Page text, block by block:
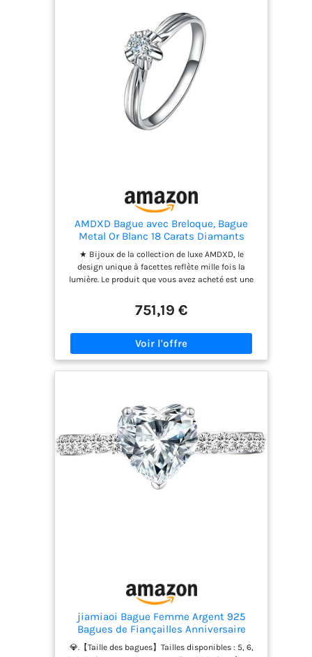
diamant. Bagues classiques en diamant simulé,
bijoux raffinés, cadeaux pour femmes. Sans
nickel, sans plomb. 💎. 【Superbe cadeau】 Ces
bagues sont de belle facture et peuvent servir de
bagues de promesse, de fiançailles ou d'alliances.
Livrées dans un magnifique coffret,🎁 elles
constituent un superbe cadeau pour vous-même,
votre partenaire, votre femme ou vos amis. 💎.
【Service sans tracas】 Toutes les boucles
d'oreilles sont couvertes par une garantie de 180
AMDXD Bague avec Breloque, Bague
Metal Or Blanc 18 Carats Diamants
Créés en Laboratoire Rond Brillant
0.13ct Bague de Fiançailles Femme Vvs
Taille 51.5
★ Bijoux de la collection de luxe AMDXD, le
design unique à facettes reflète mille fois la
lumière. Le produit que vous avez acheté est une
fournirons gratuitement une logistique express.
Le temps de transport logistique est de 3 à 5
jours. Autrement dit, si vous réservez une
commande, vous recevrez le colis dans les 10
diamant créée en laboratoire de 0.13ct est en or
véritable. Les nombreuses pierres densément
serties créent un éclat qui enchante. ★ Non
seulement au mariage ou aux fiançailles mais
aussi pour un signe de l'amitié parfaite, un style
de vie. Beau design et haute qualité garantie. ★
Ce que vous obtenez : des bagues tendance, un
étui en tissu bleu gravé « AMDXD » et un service
751,19 €
jiamiaoi Bague Femme Argent 925
Bagues de Fiançailles Anniversaire
Promesse de Mariage Bague Plaqué Or
Blanc 18 Carats en Diamant Pour les
💎.【Taille des bagues】Tailles disponibles : 5, 6,